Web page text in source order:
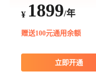
¥ 1899/年
赠送100元通用余额
立即开通